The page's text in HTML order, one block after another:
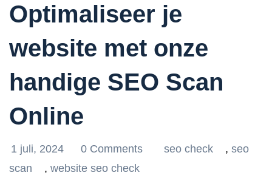
Optimaliseer je
website met onze
handige SEO Scan
Online
1 juli, 2024 0 Comments seo check , seo
scan
, website seo check